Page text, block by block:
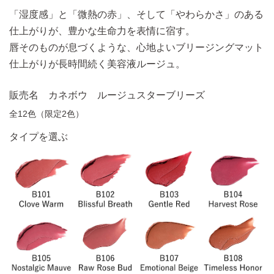
「湿度感」と「微熱の赤」、そして「やわらかさ」のある
仕上がりが、豊かな生命力を表情に宿す。
唇そのものが息づくような、心地よいブリージングマット
仕上がりが長時間続く美容液ルージュ。
販売名 カネボウ ルージュスターブリーズ
全12色（限定2色）
タイプを選ぶ